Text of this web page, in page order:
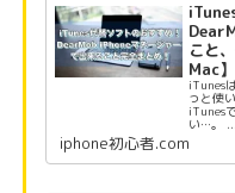
こと
Mac】
iTunes
っと使
iTunes
い…。 ...
iphone初心者.com